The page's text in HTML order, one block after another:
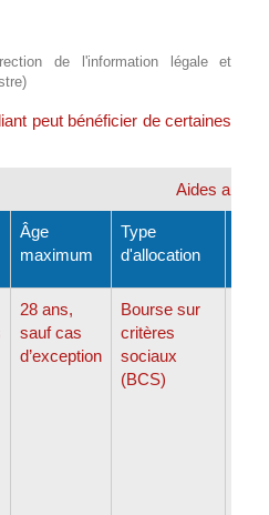
de l'information légale et
peut bénéficier de certaines
Aides
Âge
maximum
Type
d'allocation
28 ans,
sauf cas
d’exception
Bourse sur
critères
sociaux
(BCS)